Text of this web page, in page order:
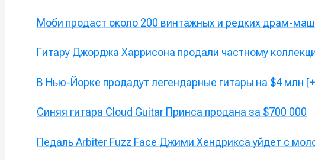
Моби продаст около 200 винтажных и редких драм-
Гитару Джорджа Харрисона продали частному
В Нью-Йорке продадут легендарные гитары на $4 млн
Синяя гитара Cloud Guitar Принса продана за $700 000
Педаль Arbiter Fuzz Face Джими Хендрикса уйдет с